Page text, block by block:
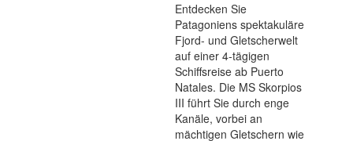
Entdecken Sie
Patagoniens spektakuläre
Fjord- und Gletscherwelt
auf einer 4‑tägigen
Schiffsreise ab Puerto
Natales. Die MS Skorpios
III führt Sie durch enge
Kanäle, vorbei an
mächtigen Gletschern wie